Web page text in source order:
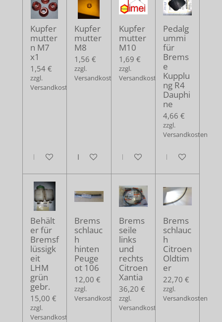
Kupfer
mutter
n M7
x1
1,54 €
zzgl.
Versandkosten
In den Warenkorb
Kupfer
mutter
M8
1,56 €
zzgl.
Versandkosten
In den Warenkorb
Kupfer
mutter
M10
1,69 €
zzgl.
Versandkosten
In den Warenkorb
Pedalg
ummi
für
Brems
e
Kupplu
ng R4
Dauphi
ne
4,66 €
zzgl.
Versandkosten
In den
Behält
er für
Bremsf
lüssigk
eit
LHM
grün
gebr.
15,00 €
zzgl.
Versandkosten
Brems
schlauc
h
hinten
Peuge
ot 106
12,00 €
zzgl.
Versandkosten
Brems
seile
links
und
rechts
Citroen
Xantia
36,20 €
zzgl.
Versandkosten
Brems
schlauc
h
Citroen
Oldtim
er
22,70 €
zzgl.
Versandkosten